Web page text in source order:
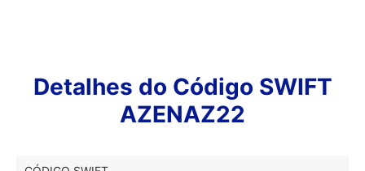
Detalhes do Código SWIFT
AZENAZ22